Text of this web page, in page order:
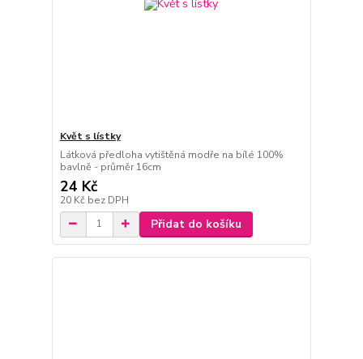
Květ s lístky
Látková předloha vytištěná modře na bílé 100%
bavlně - průměr 16cm
24 Kč
20 Kč bez DPH
Přidat do košíku